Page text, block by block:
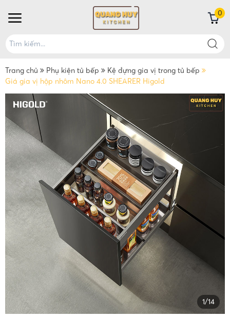
0
Trang chủ Phụ kiện tủ bếp
Kệ đựng gia vị trong tủ bếp
Giá gia vị hộp nhôm Nano 4.0 SHEARER Higold
1/14